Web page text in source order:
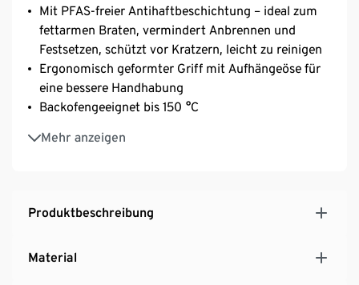
Mit PFAS-freier Antihaftbeschichtung – ideal zum
fettarmen Braten, vermindert Anbrennen und
Festsetzen, schützt vor Kratzern, leicht zu reinigen
Ergonomisch geformter Griff mit Aufhängeöse für
eine bessere Handhabung
Backofengeeignet bis 150 °C
Mehr anzeigen
Leicht zu reinigen – spülmaschinengeeignet
Produktbeschreibung
Material